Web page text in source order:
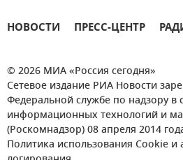
НОВОСТИ ПРЕСС-ЦЕНТР
© 2026 МИА «Россия сегодня»
Сетевое издание РИА Новости
Федеральной службе по надзору в
информационных технологий и
(Роскомнадзор) 08 апреля 2014
Политика использования Cookie и